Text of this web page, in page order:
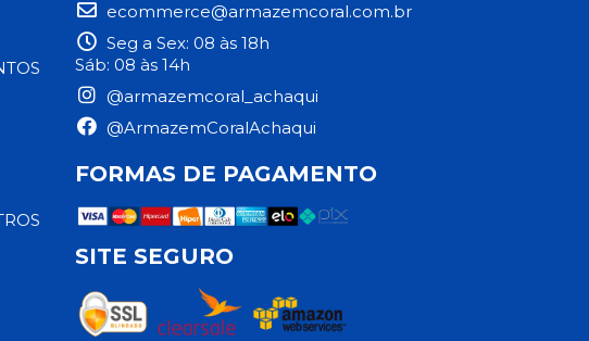
ecommerce@armazemcoral.com.br
Seg a Sex: 08 às 18h
Sáb: 08 às 14h
@armazemcoral_achaqui
@ArmazemCoralAchaqui
FORMAS DE PAGAMENTO
SITE SEGURO